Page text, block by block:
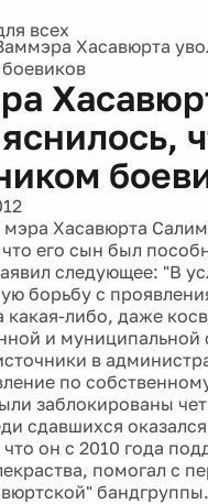
Хасавюрта
мэра Хасавюрта
его сын был
следующее: "В
борьбу с
какая-либо, даже
и
в
по
заблокированы
сдавшихся
он с 2010 года
помогал с
бандгруппы.